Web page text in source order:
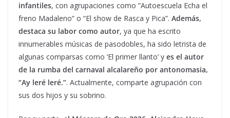
infantiles, con agrupaciones como ”Autoescuela Echa el
freno Madaleno” o “El show de Rasca y Pica”. Además,
destaca su labor como autor, ya que ha escrito
innumerables músicas de pasodobles, ha sido letrista de
algunas comparsas como ‘El primer llanto’ y es el autor
de la rumba del carnaval alcalareño por antonomasia,
“Ay leré leré.”. Actualmente, comparte agrupación con
sus dos hijos y su sobrino.